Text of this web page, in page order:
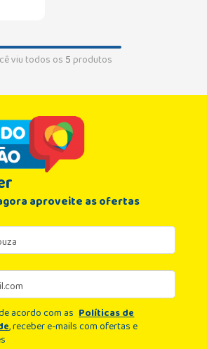
viu todos os 5produtos
aproveite as ofertas
acordo com as Políticas de
, receber e-mails com ofertas e